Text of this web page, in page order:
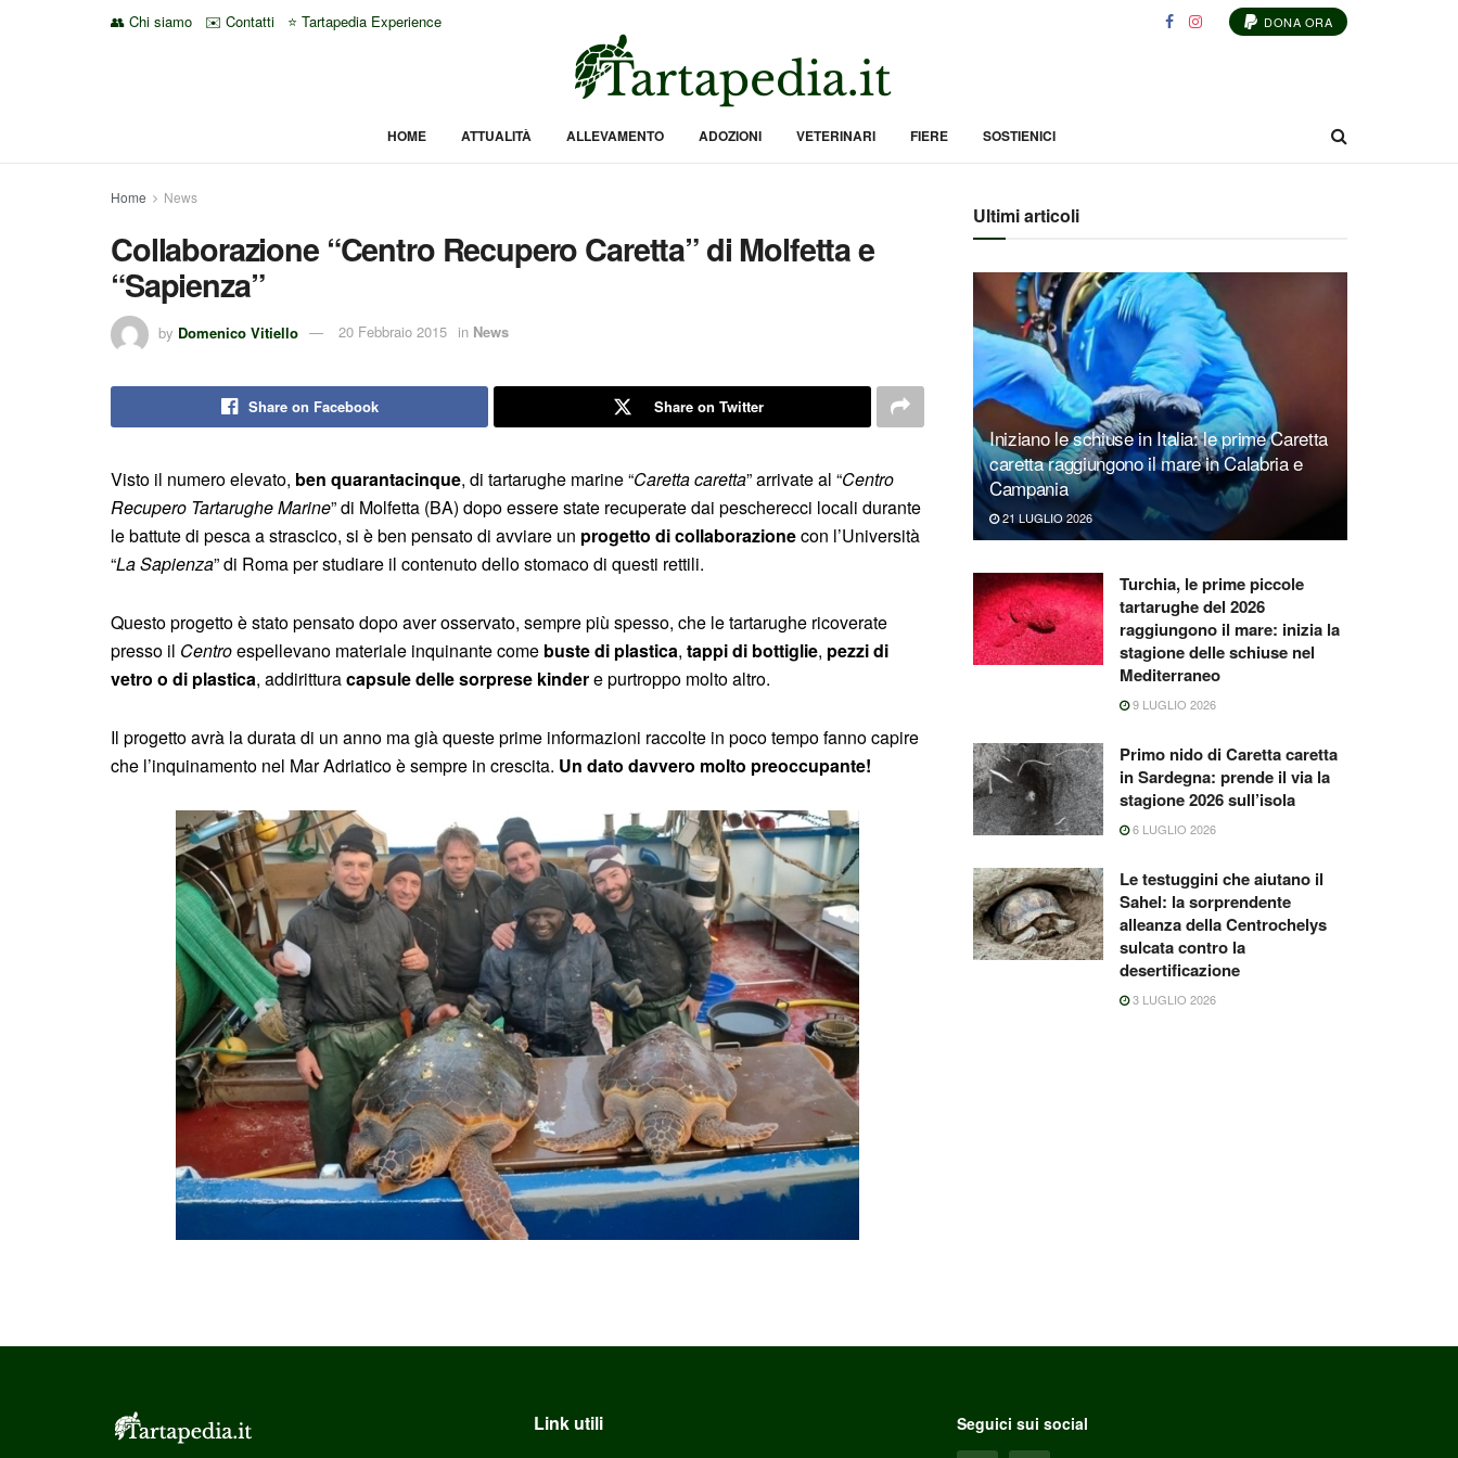
👥 Chi siamo ✉️ Contatti ⭐ Tartapedia Experience DONA ORA
HOME ATTUALITÀ ALLEVAMENTO ADOZIONI VETERINARI FIERE SOSTIENICI
Home News
Collaborazione “Centro Recupero Caretta” di Molfetta e
“Sapienza”
by Domenico Vitiello 20 Febbraio 2015 in News
Share on Facebook Share on Twitter
Visto il numero elevato, ben quarantacinque, di tartarughe marine “Caretta caretta” arrivate al “Centro
Recupero Tartarughe Marine” di Molfetta (BA) dopo essere state recuperate dai pescherecci locali durante
le battute di pesca a strascico, si è ben pensato di avviare un progetto di collaborazionecon l’Università
“La Sapienza” di Roma per studiare il contenuto dello stomaco di questi rettili.
Questo progetto è stato pensato dopo aver osservato, sempre più spesso, che le tartarughe ricoverate
presso il Centroespellevano materiale inquinante come buste di plastica, tappi di bottiglie, pezzi di
vetro o di plastica, addiritturacapsule delle sorprese kindere purtroppo molto altro.
Il progetto avrà la durata di un anno ma già queste prime informazioni raccolte in poco tempo fanno capire
che l’inquinamento nel Mar Adriatico è sempre in crescita. Un dato davvero molto preoccupante!
Ultimi articoli
Iniziano le schiuse in Italia: le prime Caretta
caretta raggiungono il mare in Calabria e
Campania
21 LUGLIO 2026
Turchia, le prime piccole
tartarughe del 2026
raggiungono il mare: inizia la
stagione delle schiuse nel
Mediterraneo
9 LUGLIO 2026
Primo nido di Caretta caretta
in Sardegna: prende il via la
stagione 2026 sull’isola
6 LUGLIO 2026
Le testuggini che aiutano il
Sahel: la sorprendente
alleanza della Centrochelys
sulcata contro la
desertificazione
3 LUGLIO 2026
Link utili Seguici sui social